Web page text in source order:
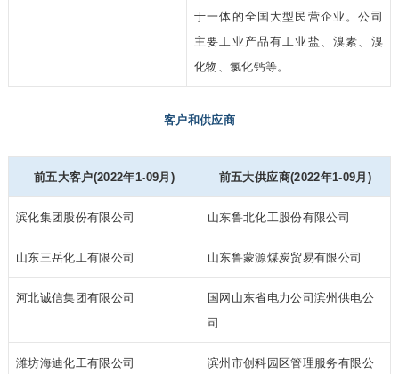
于一体的全国大型民营企业。公司
主要工业产品有工业盐、溴素、溴
化物、氯化钙等。
客户和供应商
前五大客户(2022年1-09月) 前五大供应商(2022年1-09月)
滨化集团股份有限公司 山东鲁北化工股份有限公司
山东三岳化工有限公司 山东鲁蒙源煤炭贸易有限公司
河北诚信集团有限公司
国网山东省电力公司滨州供电公
司
潍坊海迪化工有限公司
滨州市创科园区管理服务有限公